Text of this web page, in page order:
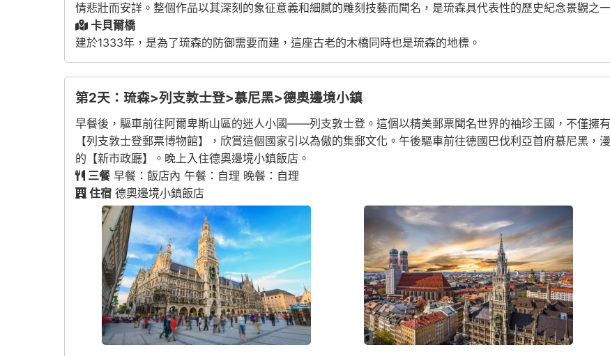
情悲壯而安詳。整個作品以其深刻的象征意義和細膩的雕刻技藝而聞名，是琉森具代表性的歷史紀念景觀之一
卡貝爾橋
建於1333年，是為了琉森的防御需要而建，這座古老的木橋同時也是琉森的地標。
第2天：琉森>列支敦士登>慕尼黑>德奧邊境小鎮
早餐後，驅車前往阿爾卑斯山區的迷人小國——列支敦士登。這個以精美郵票聞名世界的袖珍王國，不僅擁
【列支敦士登郵票博物館】，欣賞這個國家引以為傲的集郵文化。午後驅車前往德國巴伐利亞首府慕尼黑
的【新市政廳】。晚上入住德奧邊境小鎮飯店。
三餐早餐：飯店內 午餐：自理 晚餐：自理
住宿 德奧邊境小鎮飯店